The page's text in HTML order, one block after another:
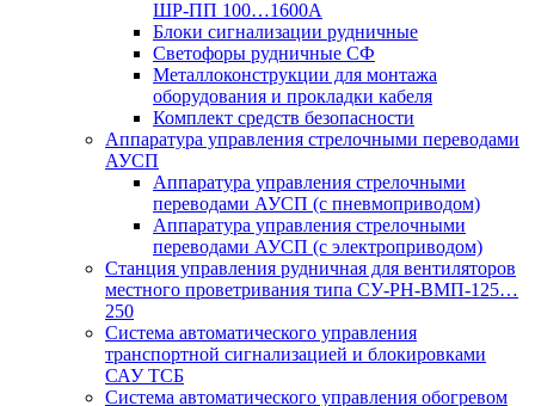
ШР-ПП 100…1600А
Блоки сигнализации рудничные
Светофоры рудничные СФ
Металлоконструкции для монтажа
оборудования и прокладки кабеля
Комплект средств безопасности
Аппаратура управления стрелочными переводами
АУСП
Аппаратура управления стрелочными
переводами АУСП (с пневмоприводом)
Аппаратура управления стрелочными
переводами АУСП (с электроприводом)
Станция управления рудничная для вентиляторов
местного проветривания типа СУ-РН-ВМП-125…
250
Система автоматического управления
транспортной сигнализацией и блокировками
САУ ТСБ
Система автоматического управления обогревом